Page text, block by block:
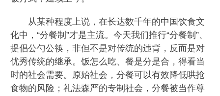
从某种程度上说，在长达数千年的中国饮食文
化中，“分餐制”才是主流。今天我们推行“分餐制”、
提倡公勺公筷，非但不是对传统的违背，反而是对
优秀传统的继承。饭怎么吃、餐是分是合，得看当
时的社会需要。原始社会，分餐可以有效降低哄抢
食物的风险；礼法森严的专制社会，分餐被当作尊